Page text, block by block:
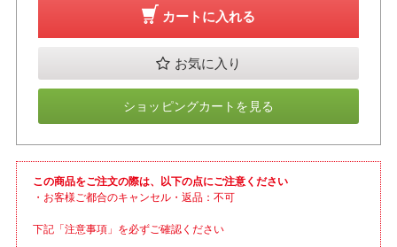
カートに入れる
お気に入り
ショッピングカートを見る
この商品をご注文の際は、以下の点にご注意ください
・お客様ご都合のキャンセル・返品：不可
下記「注意事項」を必ずご確認ください